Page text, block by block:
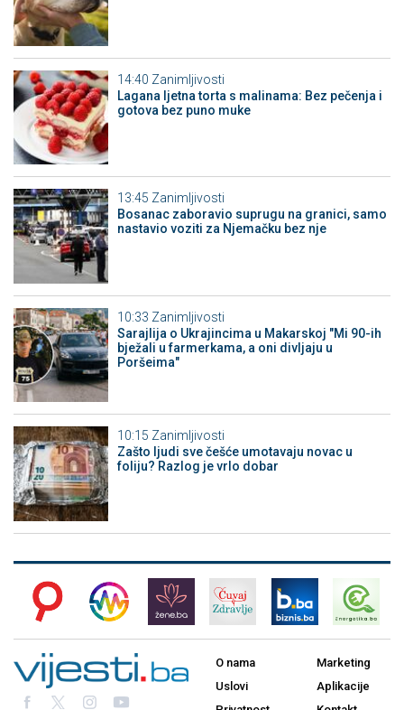
14:40 Zanimljivosti
Lagana ljetna torta s malinama: Bez pečenja i
gotova bez puno muke
13:45 Zanimljivosti
Bosanac zaboravio suprugu na granici, samo
nastavio voziti za Njemačku bez nje
10:33 Zanimljivosti
Sarajlija o Ukrajincima u Makarskoj "Mi 90-ih
bježali u farmerkama, a oni divljaju u
Poršeima"
10:15 Zanimljivosti
Zašto ljudi sve češće umotavaju novac u
foliju? Razlog je vrlo dobar
O nama
Uslovi
Marketing
Aplikacije